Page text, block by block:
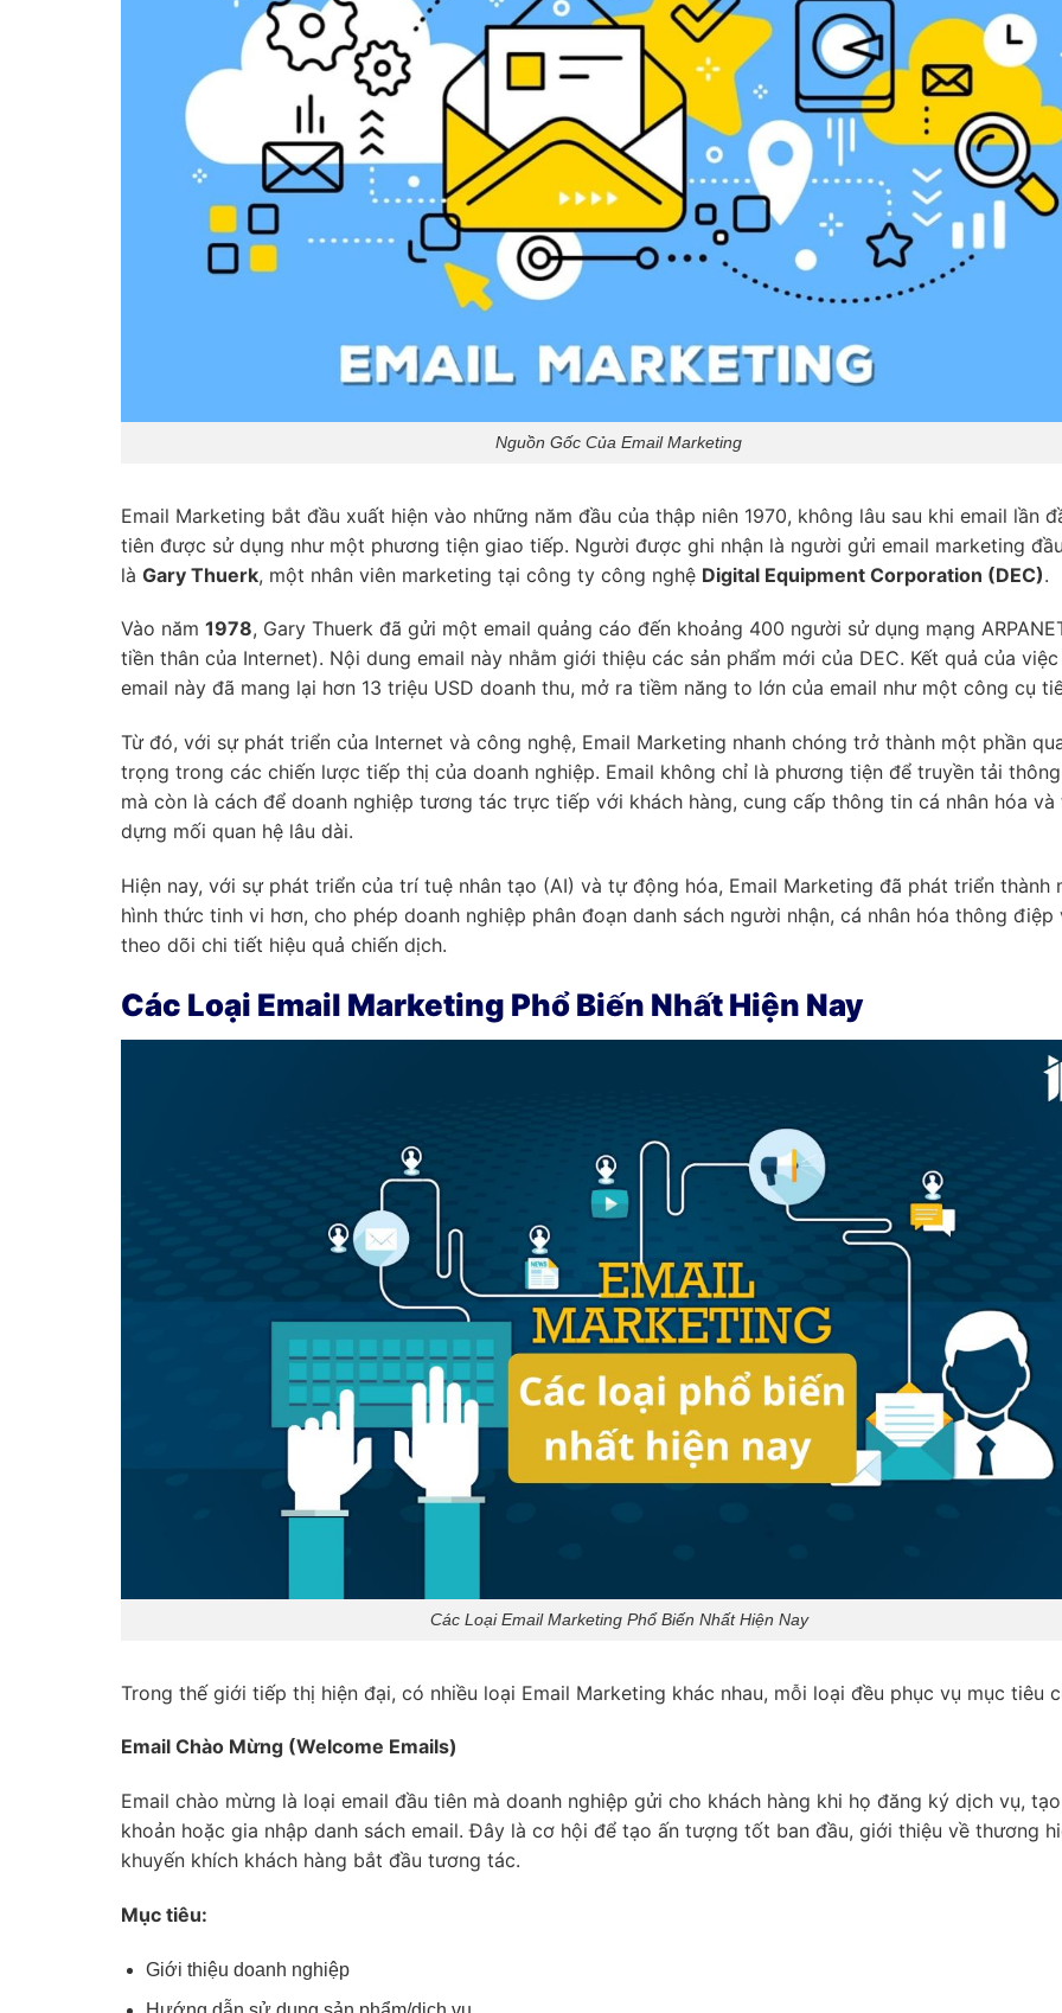
Nguồn Gốc Của Email Marketing
Email Marketing bắt đầu xuất hiện vào những năm đầu của thập niên 1970, không lâu sau khi email lần
tiên được sử dụng như một phương tiện giao tiếp. Người được ghi nhận là người gửi email marketing
là Gary Thuerk, một nhân viên marketing tại công ty công nghệ Digital Equipment Corporation (DEC).
Vào năm 1978, Gary Thuerk đã gửi một email quảng cáo đến khoảng 400 người sử dụng mạng
tiền thân của Internet). Nội dung email này nhằm giới thiệu các sản phẩm mới của DEC. Kết quả của
email này đã mang lại hơn 13 triệu USD doanh thu, mở ra tiềm năng to lớn của email như một công cụ
Từ đó, với sự phát triển của Internet và công nghệ, Email Marketing nhanh chóng trở thành một phần
trọng trong các chiến lược tiếp thị của doanh nghiệp. Email không chỉ là phương tiện để truyền tải
mà còn là cách để doanh nghiệp tương tác trực tiếp với khách hàng, cung cấp thông tin cá nhân hóa và
dựng mối quan hệ lâu dài.
Hiện nay, với sự phát triển của trí tuệ nhân tạo (AI) và tự động hóa, Email Marketing đã phát triển thành
hình thức tinh vi hơn, cho phép doanh nghiệp phân đoạn danh sách người nhận, cá nhân hóa thông điệp
theo dõi chi tiết hiệu quả chiến dịch.
Các Loại Email Marketing Phổ Biến Nhất Hiện Nay
Các Loại Email Marketing Phổ Biến Nhất Hiện Nay
Trong thế giới tiếp thị hiện đại, có nhiều loại Email Marketing khác nhau, mỗi loại đều phục vụ mục tiêu
Email Chào Mừng (Welcome Emails)
Email chào mừng là loại email đầu tiên mà doanh nghiệp gửi cho khách hàng khi họ đăng ký dịch vụ,
khoản hoặc gia nhập danh sách email. Đây là cơ hội để tạo ấn tượng tốt ban đầu, giới thiệu về thương
khuyến khích khách hàng bắt đầu tương tác.
Mục tiêu:
Giới thiệu doanh nghiệp